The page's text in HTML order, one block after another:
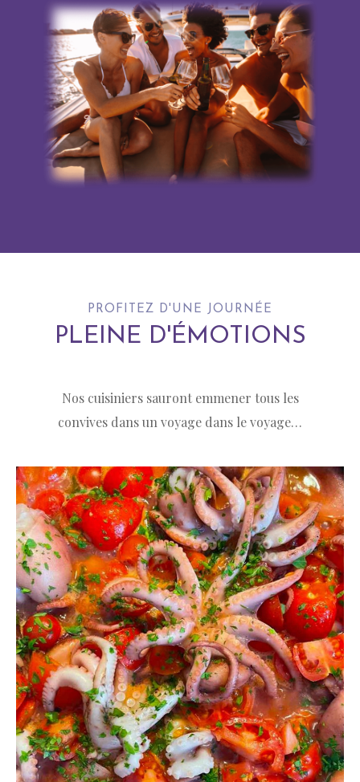
PROFITEZ D'UNE JOURNÉE
PLEINE D'ÉMOTIONS
Nos cuisiniers sauront emmener tous les
convives dans un voyage dans le voyage…